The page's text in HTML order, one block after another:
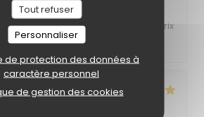
Tout refuser
Personnaliser
de protection des données à
caractère personnel
de gestion des cookies
- Couverts 2
:5/5 Cuisine
Qualité / Prix